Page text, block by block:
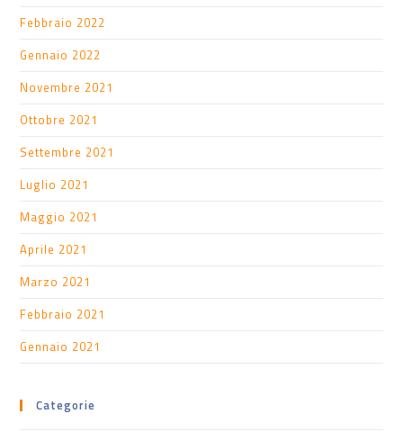
Febbraio 2022
Gennaio 2022
Novembre 2021
Ottobre 2021
Settembre 2021
Luglio 2021
Maggio 2021
Aprile 2021
Marzo 2021
Febbraio 2021
Gennaio 2021
Categorie